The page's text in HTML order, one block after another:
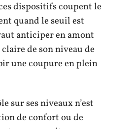
dispositifs coupent le
quand le seuil est
anticiper en amont
de son niveau de
une coupure en plein
sur ses niveaux n’est
de confort ou de